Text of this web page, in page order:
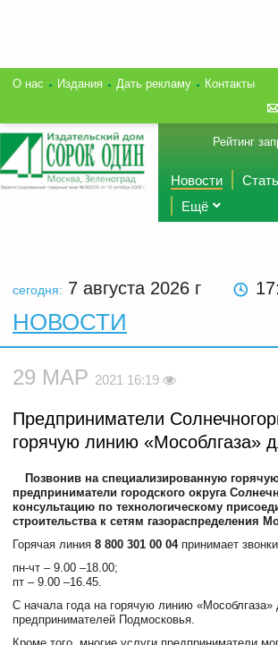
О нас Издания Дать рекламу
Контакты
Рейтинг
Новости
Ещё
сегодня: 7 августа 2026 г
НОВОСТИ
29 МАР 2021 16:19
Предприниматели
горячую линию «Мособлгаза»
Позвонив на специализированную
предприниматели городского округа
консультацию по технологическому
строительства к сетям газораспределения
Горячая линия 8 800 301 00 04принимает
пн-чт – 9.00 –18.00;
пт – 9.00 –16.45.
С начала года на горячую линию
предпринимателей Подмосковья.